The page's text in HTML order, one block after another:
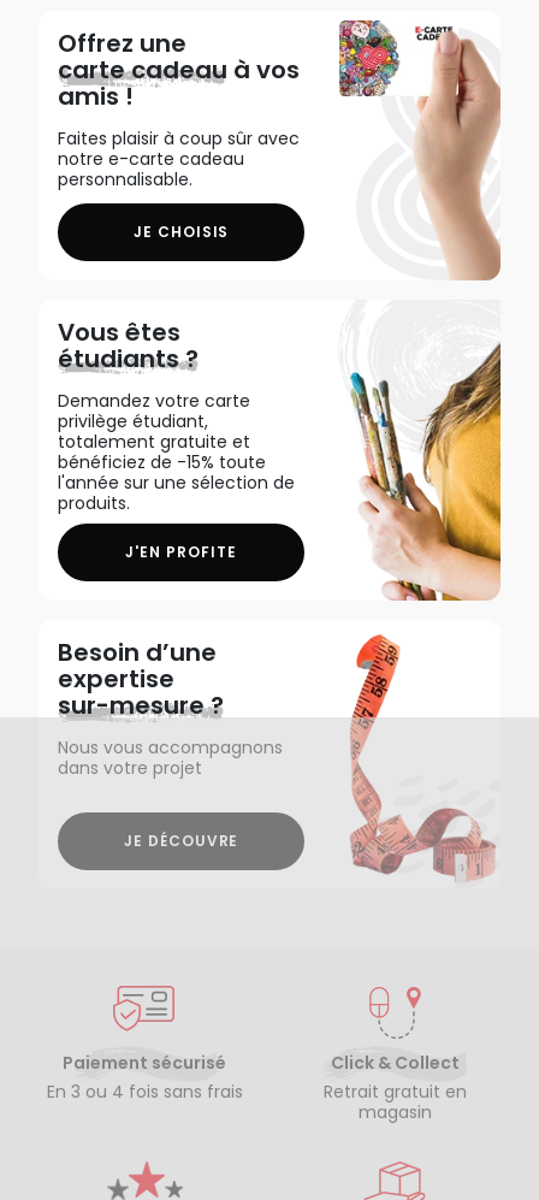
Offrez une
carte cadeau à vos
amis !
Faites plaisir à coup sûr avec
notre e-carte cadeau
personnalisable.
JE CHOISIS
Vous êtes
étudiants ?
Demandez votre carte
privilège étudiant,
totalement gratuite et
bénéficiez de -15% toute
l'année sur une sélection de
produits.
J'EN PROFITE
Besoin d’une
expertise
sur-mesure ?
Nous vous accompagnons
dans votre projet
JE DÉCOUVRE
Paiement sécurisé
En 3 ou 4 fois sans frais
Click & Collect
Retrait gratuit en
magasin